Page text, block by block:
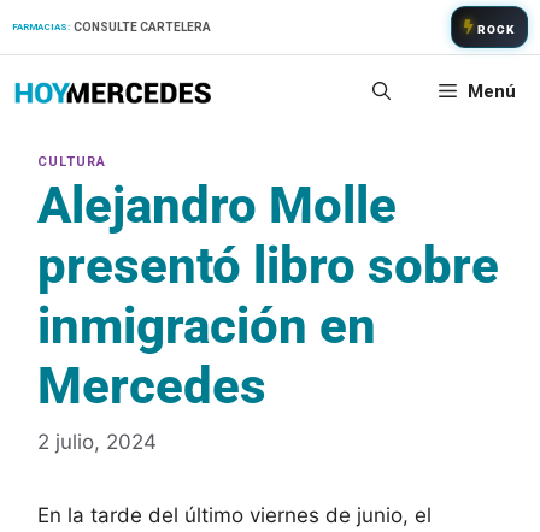
FARMACIAS: CONSULTE CARTELERA ROCK
Menú
Alejandro Molle
presentó libro sobre
inmigración en
Mercedes
2 julio, 2024
En la tarde del último viernes de junio, el